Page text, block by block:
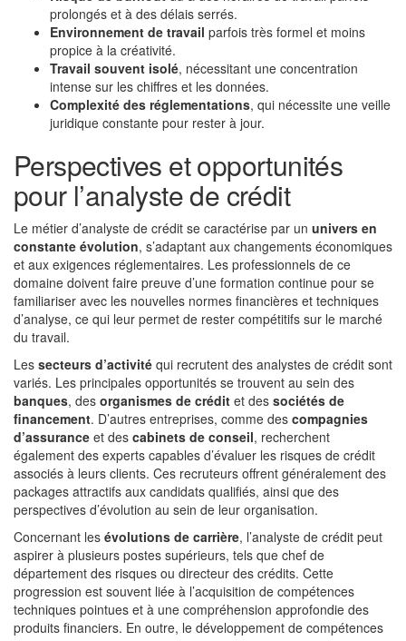
prolongés et à des délais serrés.
Environnement de travail parfois très formel et moins
propice à la créativité.
Travail souvent isolé, nécessitant une concentration
intense sur les chiffres et les données.
Complexité des réglementations, qui nécessite une veille
juridique constante pour rester à jour.
Perspectives et opportunités
pour l’analyste de crédit
Le métier d’analyste de crédit se caractérise par un univers en
constante évolution, s’adaptant aux changements économiques
et aux exigences réglementaires. Les professionnels de ce
domaine doivent faire preuve d’une formation continue pour se
familiariser avec les nouvelles normes financières et techniques
d’analyse, ce qui leur permet de rester compétitifs sur le marché
du travail.
Les secteurs d’activité qui recrutent des analystes de crédit sont
variés. Les principales opportunités se trouvent au sein des
banques, des organismes de crédit et des sociétés de
financement. D’autres entreprises, comme des compagnies
d’assurance et des cabinets de conseil, recherchent
également des experts capables d’évaluer les risques de crédit
associés à leurs clients. Ces recruteurs offrent généralement des
packages attractifs aux candidats qualifiés, ainsi que des
perspectives d’évolution au sein de leur organisation.
Concernant les évolutions de carrière, l’analyste de crédit peut
aspirer à plusieurs postes supérieurs, tels que chef de
département des risques ou directeur des crédits. Cette
progression est souvent liée à l’acquisition de compétences
techniques pointues et à une compréhension approfondie des
produits financiers. En outre, le développement de compétences